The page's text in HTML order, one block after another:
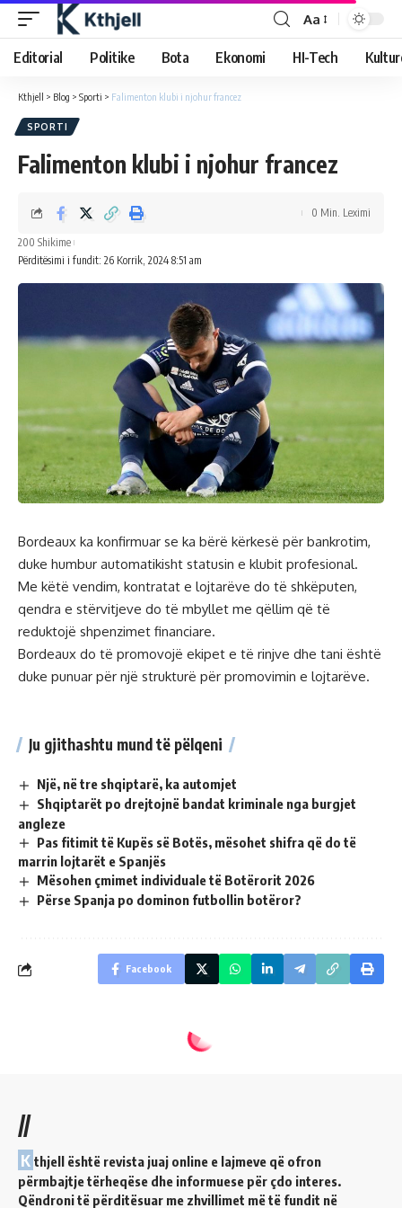
Aa
Editorial Politike Bota Ekonomi HI-Tech
Kthjell > Blog > Sporti > Falimenton klubi i njohur francez
SPORTI
Falimenton klubi i njohur francez
Përditësimi i fundit: 26 Korrik, 2024 8:51 am
200 Shikime
0 Min. Leximi
Bordeaux ka konfirmuar se ka bërë kërkesë për bankrotim,
duke humbur automatikisht statusin e klubit profesional.
Me këtë vendim, kontratat e lojtarëve do të shkëputen,
qendra e stërvitjeve do të mbyllet me qëllim që të
reduktojë shpenzimet financiare.
Bordeaux do të promovojë ekipet e të rinjve dhe tani është
duke punuar për një strukturë për promovimin e lojtarëve.
Ju gjithashtu mund të pëlqeni
Një, në tre shqiptarë, ka automjet
Shqiptarët po drejtojnë bandat kriminale nga burgjet
angleze
Pas fitimit të Kupës së Botës, mësohet shifra që do të
marrin lojtarët e Spanjës
Mësohen çmimet individuale të Botërorit 2026
Përse Spanja po dominon futbollin botëror?
Facebook
//
K thjell është revista juaj online e lajmeve që ofron
përmbajtje tërheqëse dhe informuese për çdo interes.
Qëndroni të përditësuar me zhvillimet më të fundit në